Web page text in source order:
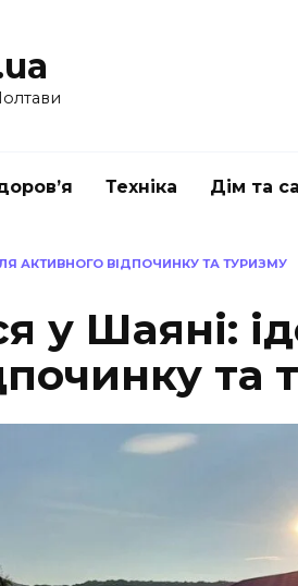
Техніка Дім та
АКТИВНОГО ВІДПОЧИНКУ ТА ТУРИЗМУ
у Шаяні:
та